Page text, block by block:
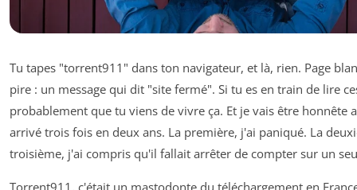
Tu tapes "torrent911" dans ton navigateur, et là, rien. Page
pire : un message qui dit "site fermé". Si tu es en train de lire
probablement que tu viens de vivre ça. Et je vais être honnête
arrivé trois fois en deux ans. La première, j'ai paniqué. La
troisième, j'ai compris qu'il fallait arrêter de compter sur un
Torrent911, c'était un mastodonte du téléchargement en